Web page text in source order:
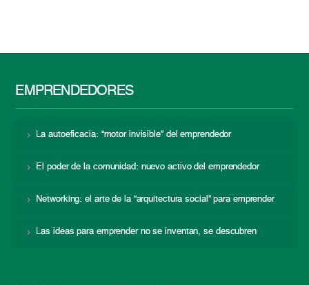
EMPRENDEDORES
La autoeficacia: “motor invisible” del emprendedor
El poder de la comunidad: nuevo activo del emprendedor
Networking: el arte de la “arquitectura social” para emprender
Las ideas para emprender no se inventan, se descubren